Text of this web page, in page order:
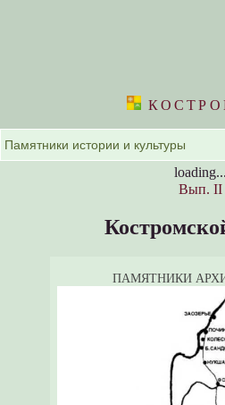
loading...
Вып. II
ПАМЯТНИКИ